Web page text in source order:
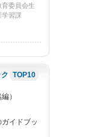
育委員会生
学習課
TOP10
）
イドブッ